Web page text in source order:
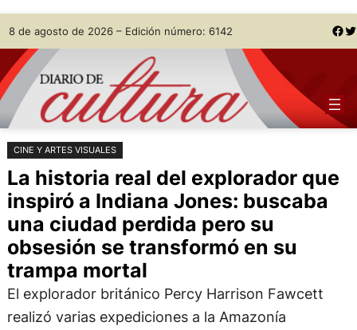
Saltar
al
contenido
Skip
to
content
8 de agosto de 2026 – Edición número: 6142 Facebook Twitter
CINE Y ARTES VISUALES
La historia real del explorador que
inspiró a Indiana Jones: buscaba
una ciudad perdida pero su
obsesión se transformó en su
trampa mortal
El explorador británico Percy Harrison Fawcett
realizó varias expediciones a la Amazonía